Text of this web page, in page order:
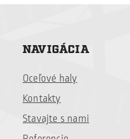
NAVIGÁCIA
Oceľové haly
Kontakty
Stavajte s nami